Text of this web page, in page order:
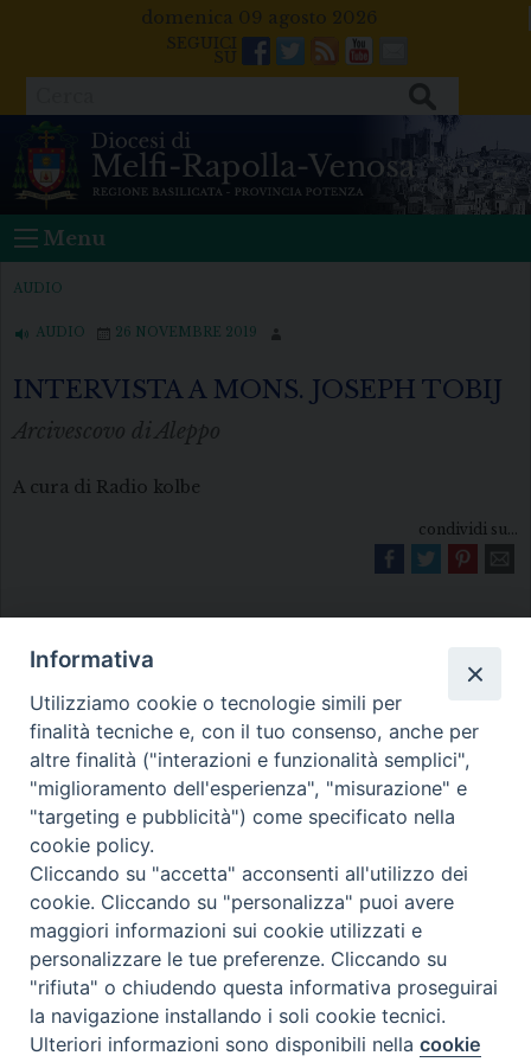
domenica 09 agosto 2026
Facebook
Twitter
FeedsYoutube
Mail
Menu
AUDIO
AUDIO 26 NOVEMBRE 2019
INTERVISTA A MONS. JOSEPH TOBIJ
Arcivescovo di Aleppo
A cura di Radio kolbe
condividi su...
Diocesi di Melfi Rapolla Venosa
• Largo Duomo, 12 - 85025 MELFI (PZ) •
PEC ufficiale della Diocesi:
diocesi.melfi_rapolla_venosa@legalmail.it
Preferenze Cookie
Informativa
Utilizziamo cookie o tecnologie simili per
finalità tecniche e, con il tuo consenso, anche per
altre finalità ("interazioni e funzionalità semplici",
"miglioramento dell'esperienza", "misurazione" e
"targeting e pubblicità") come specificato nella
cookie policy.
Cliccando su "accetta" acconsenti all'utilizzo dei
cookie. Cliccando su "personalizza" puoi avere
maggiori informazioni sui cookie utilizzati e
personalizzare le tue preferenze. Cliccando su
"rifiuta" o chiudendo questa informativa proseguirai
la navigazione installando i soli cookie tecnici.
Ulteriori informazioni sono disponibili nellacookie